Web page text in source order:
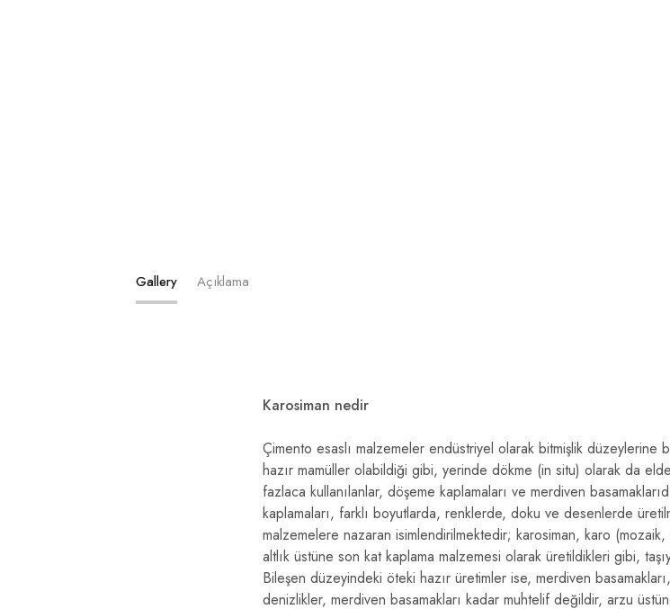
Gallery Açıklama
Karosiman nedir
Çimento esaslı malzemeler endüstriyel olarak bitmişlik
hazır mamüller olabildiği gibi, yerinde dökme (in situ) olarak da
fazlaca kullanılanlar, döşeme kaplamaları ve merdiven
kaplamaları, farklı boyutlarda, renklerde, doku ve desenlerde
malzemelere nazaran isimlendirilmektedir; karosiman, karo
altlık üstüne son kat kaplama malzemesi olarak üretildikleri gibi,
Bileşen düzeyindeki öteki hazır üretimler ise, merdiven
denizlikler, merdiven basamakları kadar muhtelif değildir, arzu